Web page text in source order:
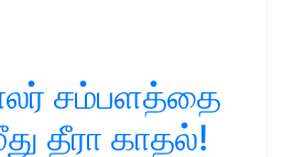
சம்பளத்தை
தீரா காதல்!